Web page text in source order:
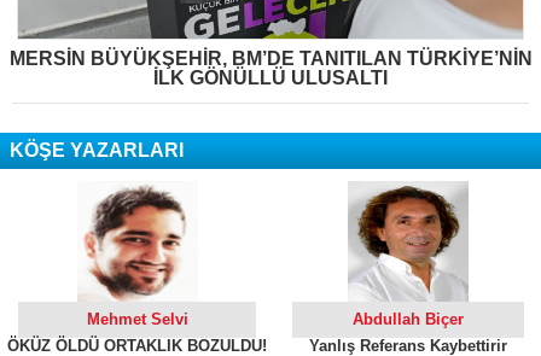
MERSİN BÜYÜKŞEHİR, BM’DE TANITILAN TÜRKİYE’NİN
İLK GÖNÜLLÜ ULUSALTI
KÖŞE YAZARLARI
Mehmet Selvi
ÖKÜZ ÖLDÜ ORTAKLIK BOZULDU!
Abdullah Biçer
Yanlış Referans Kaybettirir